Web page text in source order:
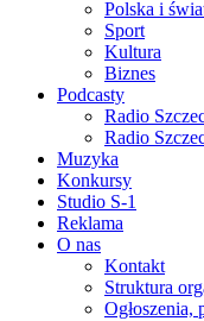
Polska i
Sport
Kultura
Biznes
Podcasty
Radio
Radio
Muzyka
Konkursy
Studio S-1
Reklama
O nas
Kontakt
Struktura
Ogłoszenia,